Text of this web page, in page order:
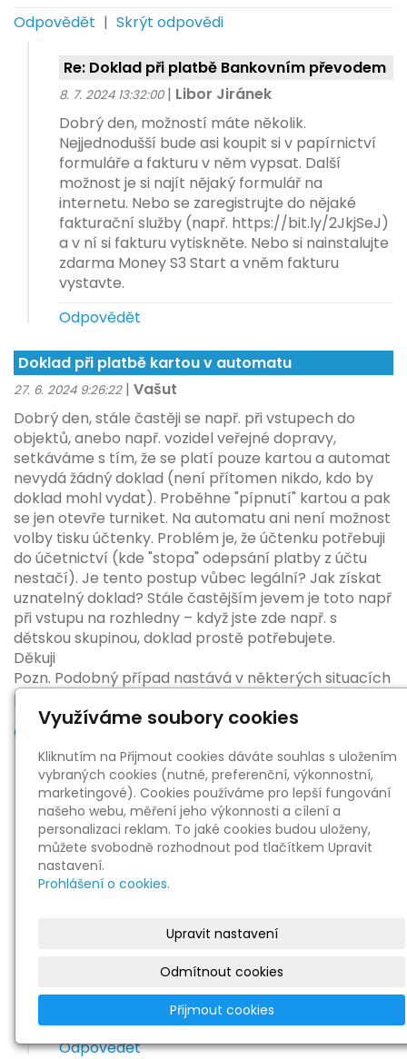
Odpovědět | Skrýt odpovědi
Re: Doklad při platbě Bankovním převodem
8. 7. 2024 13:32:00 | Libor Jiránek
Dobrý den, možností máte několik.
Nejjednodušší bude asi koupit si v papírnictví
formuláře a fakturu v něm vypsat. Další
možnost je si najít nějaký formulář na
internetu. Nebo se zaregistrujte do nějaké
fakturační služby (např. https://bit.ly/2JkjSeJ)
a v ní si fakturu vytiskněte. Nebo si nainstalujte
zdarma Money S3 Start a vněm fakturu
vystavte.
Odpovědět
Doklad při platbě kartou v automatu
27. 6. 2024 9:26:22 | Vašut
Dobrý den, stále častěji se např. při vstupech do
objektů, anebo např. vozidel veřejné dopravy,
setkáváme s tím, že se platí pouze kartou a automat
nevydá žádný doklad (není přítomen nikdo, kdo by
doklad mohl vydat). Proběhne "pípnutí" kartou a pak
se jen otevře turniket. Na automatu ani není možnost
volby tisku účtenky. Problém je, že účtenku potřebuji
do účetnictví (kde "stopa" odepsání platby z účtu
nestačí). Je tento postup vůbec legální? Jak získat
uznatelný doklad? Stále častějším jevem je toto např
při vstupu na rozhledny – když jste zde např. s
dětskou skupinou, doklad prostě potřebujete.
Děkuji
Pozn. Podobný případ nastává v některých situacích
prři využití QR platby.
Odpovědět
Skrýt odpovědi
Re: Doklad při platbě kartou v automatu
27. 6. 2024 11:17:06 |Libor Jiránek
Dobrý den, v této situaci bych se asi obrátil s
dotazem na svého správce daně, zda mu bude
postačovat jako uznatelný pohyb na
bankovním účtu. Praxe, kterou popisujete mi
ne všichni můžou a umí platit bezhotovostně.
nespokojeni a dají mandát vládě, která opět
zavede EET a tím pádem povinnost
vystavovat účtenky.
Odpovědět
Využíváme soubory cookies
Kliknutím na Přijmout cookies dáváte souhlas s uložením
vybraných cookies (nutné, preferenční, výkonnostní,
marketingové). Cookies používáme pro lepší fungování
našeho webu, měření jeho výkonnosti a cílení a
personalizaci reklam. To jaké cookies budou uloženy,
můžete svobodně rozhodnout pod tlačítkem Upravit
nastavení.
Prohlášení o cookies.
Upravit nastavení
Odmítnout cookies
Přijmout cookies